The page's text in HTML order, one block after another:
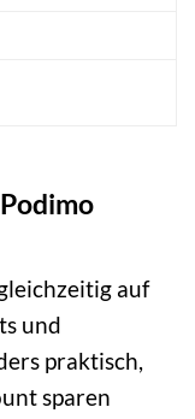
auf
und
praktisch,
sparen